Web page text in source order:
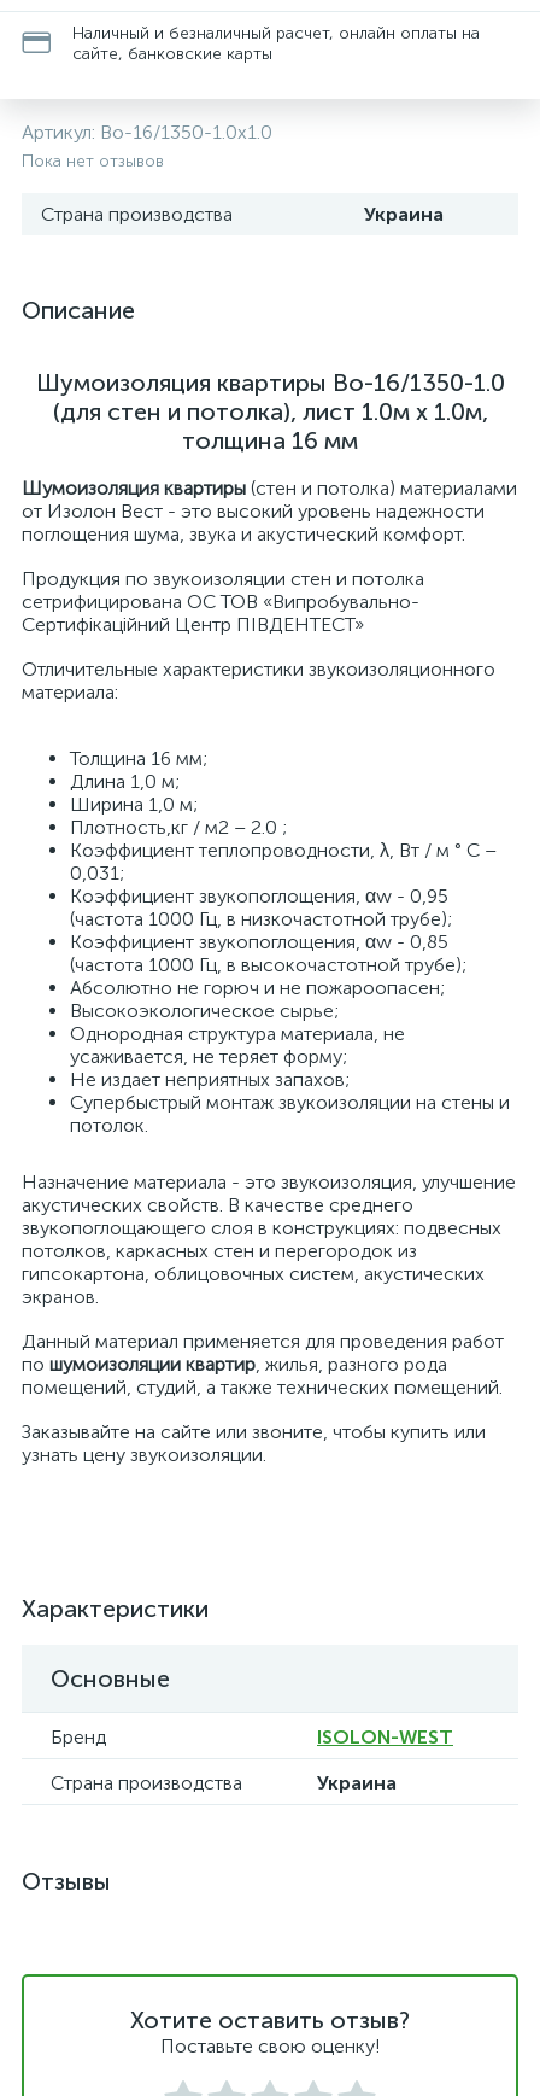
Наличный и безналичный расчет, онлайн оплаты на
сайте, банковские карты
Артикул: Во-16/1350-1.0х1.0
Пока нет отзывов
Страна производства Украина
Описание
Шумоизоляция квартиры Во-16/1350-1.0
(для стен и потолка), лист 1.0м x 1.0м,
толщина 16 мм
Шумоизоляция квартиры (стен и потолка) материалами
от Изолон Вест - это высокий уровень надежности
поглощения шума, звука и акустический комфорт.
Продукция по звукоизоляции стен и потолка
сетрифицирована ОС ТОВ «Випробувально-
Сертифікаційний Центр ПІВДЕНТЕСТ»
Отличительные характеристики звукоизоляционного
материала:
Толщина 16 мм;
Длина 1,0 м;
Ширина 1,0 м;
Плотность,кг / м2 – 2.0 ;
Коэффициент теплопроводности, λ, Вт / м ° C –
0,031;
Коэффициент звукопоглощения, αw - 0,95
(частота 1000 Гц, в низкочастотной трубе);
Коэффициент звукопоглощения, αw - 0,85
(частота 1000 Гц, в высокочастотной трубе);
Абсолютно не горюч и не пожароопасен;
Высокоэкологическое сырье;
Однородная структура материала, не
усаживается, не теряет форму;
Не издает неприятных запахов;
Супербыстрый монтаж звукоизоляции на стены и
потолок.
Назначение материала - это звукоизоляция, улучшение
акустических свойств. В качестве среднего
звукопоглощающего слоя в конструкциях: подвесных
потолков, каркасных стен и перегородок из
гипсокартона, облицовочных систем, акустических
экранов.
Данный материал применяется для проведения работ
по шумоизоляции квартир, жилья, разного рода
помещений, студий, а также технических помещений.
Заказывайте на сайте или звоните, чтобы купить или
узнать цену звукоизоляции.
Характеристики
Основные
Бренд
ISOLON-WEST
Страна производства
Украина
Отзывы
Хотите оставить отзыв?
Поставьте свою оценку!